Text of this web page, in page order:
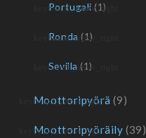
Portugali (1)
Ronda (1)
Sevilla (1)
Moottoripyörä (9)
Moottoripyöräily (39)